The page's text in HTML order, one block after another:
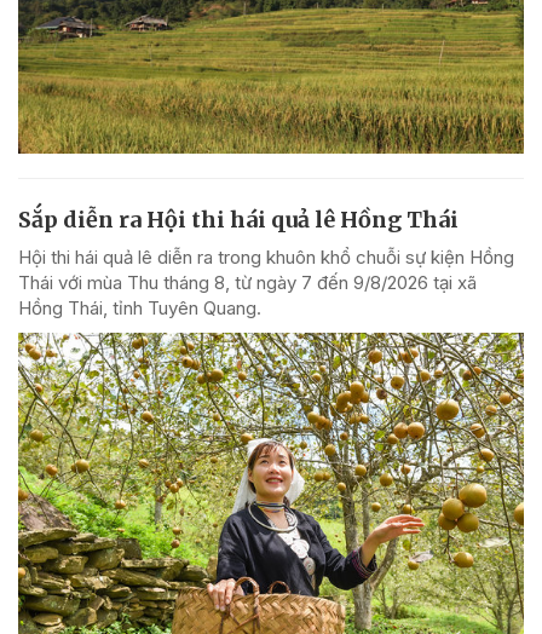
Sắp diễn ra Hội thi hái quả lê Hồng Thái
Hội thi hái quả lê diễn ra trong khuôn khổ chuỗi sự kiện Hồng
Thái với mùa Thu tháng 8, từ ngày 7 đến 9/8/2026 tại xã
Hồng Thái, tỉnh Tuyên Quang.